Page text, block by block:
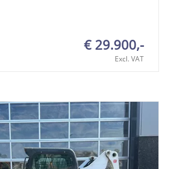
€ 29.900,-
Excl. VAT